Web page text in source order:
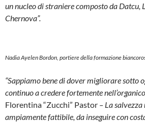
un nucleo di straniere composto da Datcu,
Chernova”.
Nadia Ayelen Bordon, portiere della formazione
“Sappiamo bene di dover migliorare sotto
continuo a credere fortemente
Florentina “Zucchi” Pastor – La
ampiamente fattibile, da inseguire con